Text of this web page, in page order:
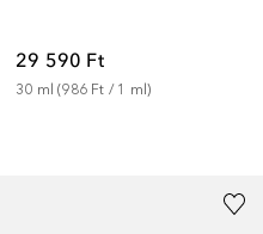
29 590 Ft
30 ml (986 Ft / 1 ml)